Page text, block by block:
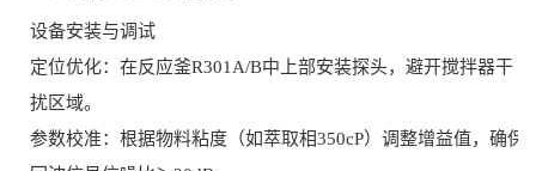
设备安装与调试
定位优化：在反应釜R301A/B中上部安装探头，避开搅拌器干
扰区域。
参数校准：根据物料粘度（如萃取相350cP）调整增益值，确保